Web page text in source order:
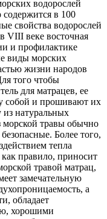
водорослей
содержится в 100
свойства водорослей
VIII веке восточная
и профилактике
виды морских
жизни народов
того чтобы
для матрацев, ее
собой и прошивают их
из натуральных
травы обычно
Более того,
тепла
как правило, приносит
травой матрац,
замечательную
а
обладает
хорошими